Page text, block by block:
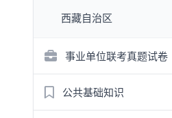
西藏自治区
事业单位联考真题试卷
公共基础知识